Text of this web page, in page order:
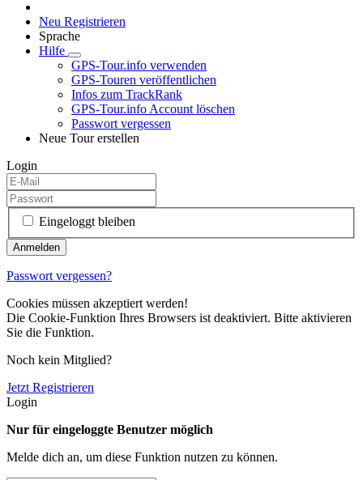
Neu Registrieren
Sprache
Hilfe
GPS-Tour.info verwenden
GPS-Touren veröffentlichen
Infos zum TrackRank
GPS-Tour.info Account löschen
Passwort vergessen
Neue Tour erstellen
Login
Eingeloggt bleiben
Passwort vergessen?
Cookies müssen akzeptiert werden!
Die Cookie-Funktion Ihres Browsers ist deaktiviert. Bitte aktivieren
Sie die Funktion.
Noch kein Mitglied?
Jetzt Registrieren
Login
Nur für eingeloggte Benutzer möglich
Melde dich an, um diese Funktion nutzen zu können.